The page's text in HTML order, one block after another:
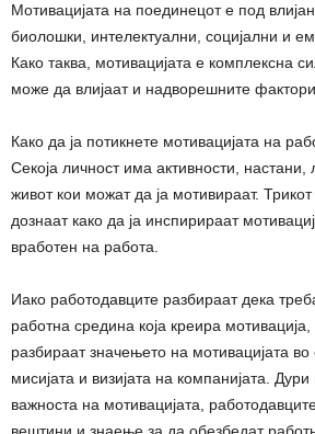
Мотивацијата на поединецот е под
биолошки, интелектуални, социјални и
Како таква, мотивацијата е комплексна
може да влијаат и надворешните фактори.
Како да ја потикнете мотивацијата на
Секоја личност има активности, настани,
живот кои можат да ја мотивираат.
дознаат како да ја инспирираат
вработен на работа.
Иако работодавците разбираат дека
работна средина која креира
разбираат значењето на мотивацијата
мисијата и визијата на компанијата. Дури
важноста на мотивацијата,